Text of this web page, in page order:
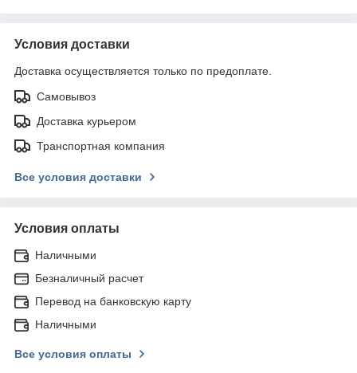
Условия доставки
Доставка осуществляется только по предоплате.
Самовывоз
Доставка курьером
Транспортная компания
Все условия доставки
Условия оплаты
Наличными
Безналичный расчет
Перевод на банковскую карту
Наличными
Все условия оплаты